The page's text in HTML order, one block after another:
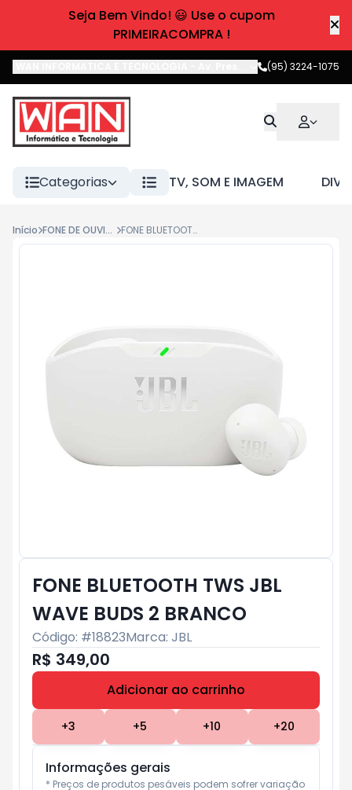
Seja Bem Vindo! 😃 Use o cupom
PRIMEIRACOMPRA !
Av. Pres. Castelo Branco,Boa
(95) 3224-1075
Categorias TV, SOM E IMAGEM
Início FONE DE OUVIDO FONE BLUETOOTH TWS JBL WAVE BUDS 2 BRANCO
FONE BLUETOOTH TWS JBL
WAVE BUDS 2 BRANCO
Código: #18823Marca: JBL
R$ 349,00
Adicionar ao carrinho
+3 +5 +10 +20
Informações gerais
* Preços de produtos pesáveis podem sofrer variação